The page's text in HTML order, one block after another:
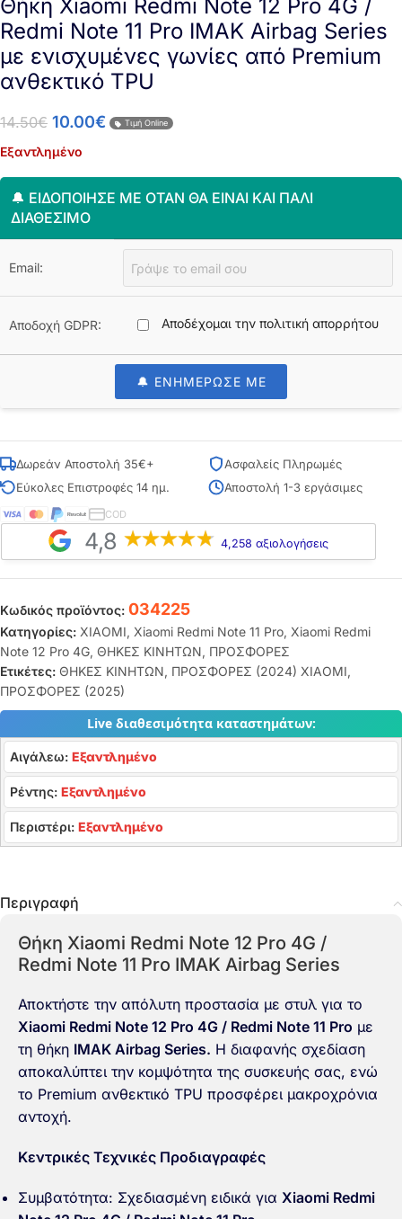
Θήκη Xiaomi Redmi Note 12 Pro 4G /
Redmi Note 11 Pro IMAK Airbag Series
με ενισχυμένες γωνίες από Premium
ανθεκτικό TPU
14.50€ 10.00€ Τιμή Online
Εξαντλημένο
🔔 ΕΙΔΟΠΟΊΗΣΈ ΜΕ ΌΤΑΝ ΘΑ ΕΊΝΑΙ ΚΑΙ ΠΆΛΙ
ΔΙΑΘΈΣΙΜΟ
Email:
Αποδοχή GDPR: Αποδέχομαι την πολιτική απορρήτου
🔔 ΕΝΗΜΕΡΩΣΕ ΜΕ
Δωρεάν Αποστολή 35€+
Ασφαλείς Πληρωμές
Εύκολες Επιστροφές 14 ημ.
Αποστολή 1-3 εργάσιμες
COD
4,8 4,258 αξιολογήσεις
Κωδικός προϊόντος: 034225
Κατηγορίες: XIAOMI, Xiaomi Redmi Note 11 Pro, Xiaomi Redmi
Note 12 Pro 4G, ΘΗΚΕΣ ΚΙΝΗΤΩΝ, ΠΡΟΣΦΟΡΕΣ
Ετικέτες: ΘΗΚΕΣ ΚΙΝΗΤΩΝ, ΠΡΟΣΦΟΡΕΣ (2024) XIAOMI,
ΠΡΟΣΦΟΡΕΣ (2025)
Live διαθεσιμότητα καταστημάτων:
Αιγάλεω: Εξαντλημένο
Ρέντης: Εξαντλημένο
Περιστέρι: Εξαντλημένο
Περιγραφή
Θήκη Xiaomi Redmi Note 12 Pro 4G /
Redmi Note 11 Pro IMAK Airbag Series
Αποκτήστε την απόλυτη προστασία με στυλ για το
Xiaomi Redmi Note 12 Pro 4G / Redmi Note 11 Pro με
τη θήκη IMAK Airbag Series. Η διαφανής σχεδίαση
αποκαλύπτει την κομψότητα της συσκευής σας, ενώ
το Premium ανθεκτικό TPU προσφέρει μακροχρόνια
αντοχή.
Κεντρικές Τεχνικές Προδιαγραφές
Συμβατότητα: Σχεδιασμένη ειδικά για Xiaomi Redmi